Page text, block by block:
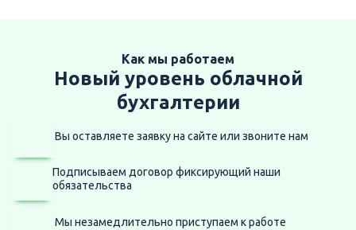
Как мы работаем
Новый уровень облачной
бухгалтерии
Вы оставляете заявку на сайте или звоните нам
Подписываем договор фиксирующий наши
обязательства
Мы незамедлительно приступаем к работе